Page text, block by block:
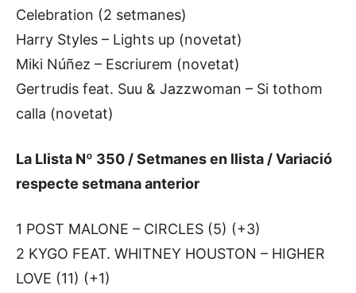
Celebration (2 setmanes)
Harry Styles – Lights up (novetat)
Miki Núñez – Escriurem (novetat)
Gertrudis feat. Suu & Jazzwoman – Si tothom
calla (novetat)
La Llista Nº 350 / Setmanes en llista / Variació
respecte setmana anterior
1 POST MALONE – CIRCLES (5) (+3)
2 KYGO FEAT. WHITNEY HOUSTON – HIGHER
LOVE (11) (+1)